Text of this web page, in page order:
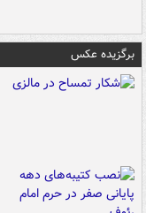
برگزیده عکس